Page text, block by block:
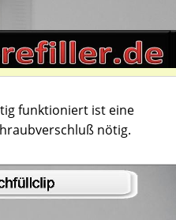
funktioniert ist eine
nötig.